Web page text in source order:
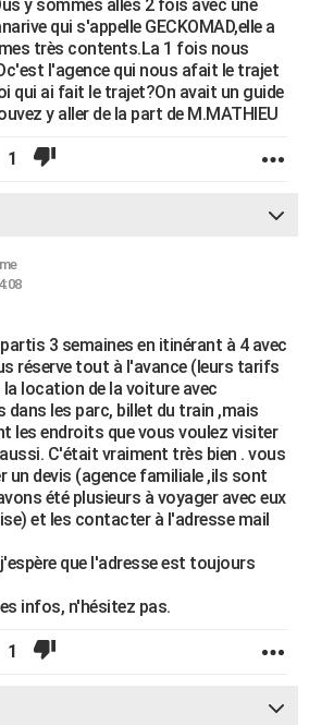
y sommes allés 2 fois avec une
qui s'appelle GECKOMAD,elle a
très contents.La 1 fois nous
l'agence qui nous afait le trajet
qui ai fait le trajet?On avait un guide
y aller de la part de M.MATHIEU
1
3 semaines en itinérant à 4 avec
réserve tout à l'avance (leurs tarifs
location de la voiture avec
dans les parc, billet du train ,mais
les endroits que vous voulez visiter
C'était vraiment très bien . vous
un devis (agence familiale ,ils sont
été plusieurs à voyager avec eux
et les contacter à l'adresse mail
que l'adresse est toujours
infos, n'hésitez pas.
1